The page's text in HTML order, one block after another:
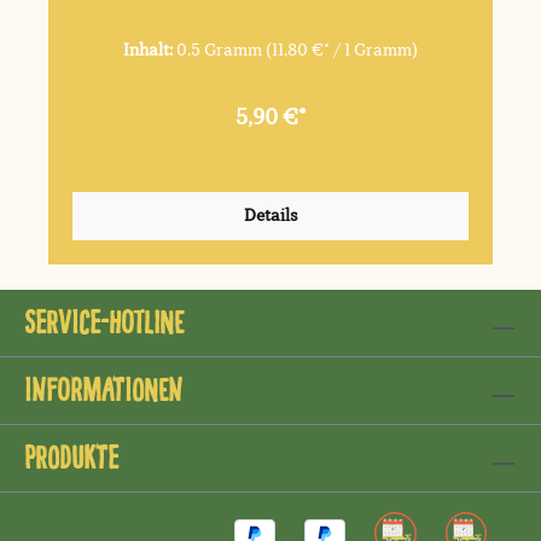
Inhalt: 0.5 Gramm (11,80 €* / 1 Gramm)
5,90 €*
Details
Service-Hotline
Informationen
Produkte